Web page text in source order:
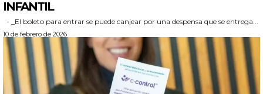
INFANTIL
- _El boleto para entrar se puede canjear por una despensa que se entrega...
10 de febrero de 2026